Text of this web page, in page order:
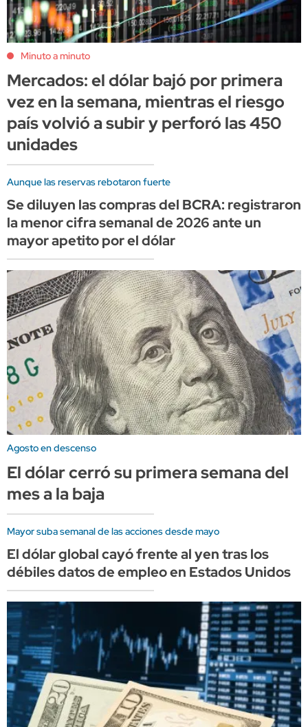
Minuto a minuto
Mercados: el dólar bajó por primera
vez en la semana, mientras el riesgo
país volvió a subir y perforó las 450
unidades
Aunque las reservas rebotaron fuerte
Se diluyen las compras del BCRA: registraron
la menor cifra semanal de 2026 ante un
mayor apetito por el dólar
Agosto en descenso
El dólar cerró su primera semana del
mes a la baja
Mayor suba semanal de las acciones desde mayo
El dólar global cayó frente al yen tras los
débiles datos de empleo en Estados Unidos